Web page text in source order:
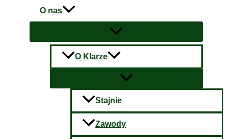
O nas
O Klarze
Stajnie
Zawody